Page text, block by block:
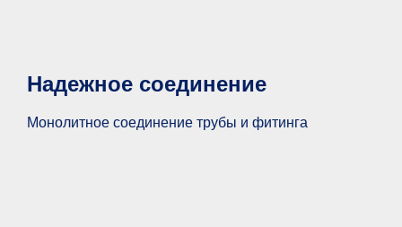
Надежное соединение
Монолитное соединение трубы и фитинга